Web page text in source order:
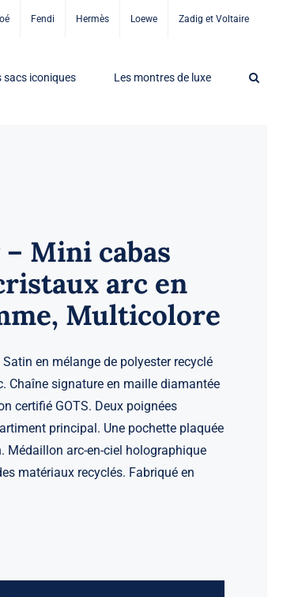
Fendi Hermès Loewe Zadig et Voltaire
sacs iconiques Les montres de luxe
Mini cabas
arc en
Multicolore
en mélange de polyester recyclé
Chaîne signature en maille diamantée
certifié GOTS. Deux poignées
principal. Une pochette plaquée
Médaillon arc-en-ciel holographique
matériaux recyclés. Fabriqué en